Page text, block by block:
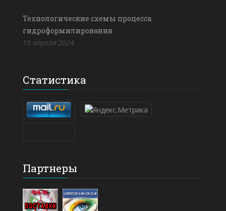
Технологические схемы процесса
гидроформилирования
10 апреля 2024
Статистика
Партнеры